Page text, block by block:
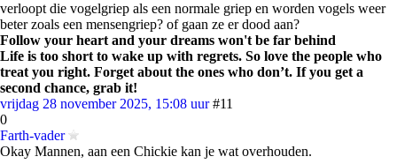
verloopt die vogelgriep als een normale griep en worden vogels weer
beter zoals een mensengriep? of gaan ze er dood aan?
Follow your heart and your dreams won't be far behind
Life is too short to wake up with regrets. So love the people who
treat you right. Forget about the ones who don’t. If you get a
second chance, grab it!
vrijdag 28 november 2025, 15:08 uur #11
0
Farth-vader
Okay Mannen, aan een Chickie kan je wat overhouden.